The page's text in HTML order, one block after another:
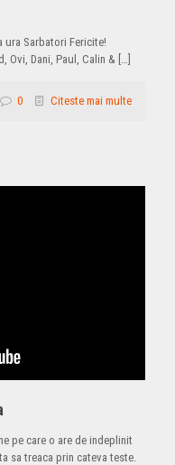
ura Sarbatori Fericite!
Ovi, Dani, Paul, Calin &
0 Citeste mai multe
pe care o are de indeplinit
sa treaca prin cateva teste.